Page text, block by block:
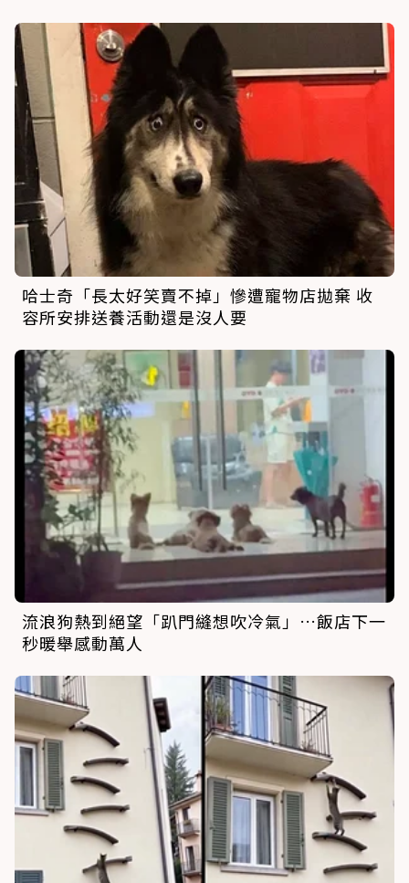
哈士奇「長太好笑賣不掉」慘遭寵物店拋棄 收
容所安排送養活動還是沒人要
流浪狗熱到絕望「趴門縫想吹冷氣」…飯店下一
秒暖舉感動萬人